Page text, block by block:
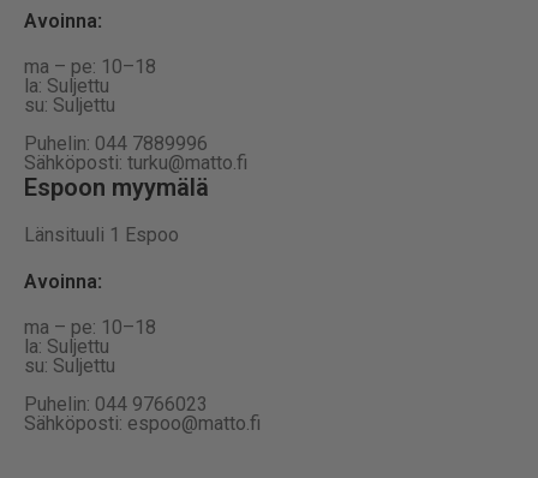
Avoinna:
ma – pe: 10–18
la: Suljettu
su: Suljettu
Puhelin: 044 7889996
Sähköposti: turku@matto.fi
Espoon myymälä
Länsituuli 1 Espoo
Avoinna:
ma – pe: 10–18
la: Suljettu
su: Suljettu
Puhelin: 044 9766023
Sähköposti: espoo@matto.fi